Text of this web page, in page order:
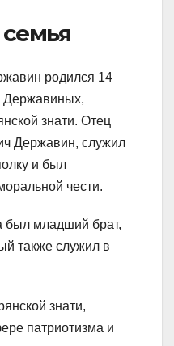
родился 14
Державиных,
знати. Отец
Державин, служил
и был
чести.
был младший брат,
также служил в
знати,
патриотизма и